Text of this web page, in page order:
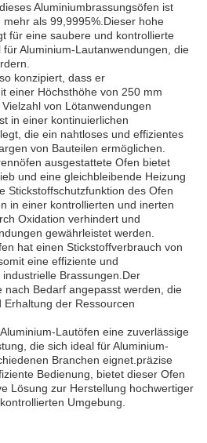
Aluminiumbrassungsöfen ist
als 99,9995%.Dieser hohe
für eine saubere und kontrollierte
Aluminium-Lautanwendungen, die
konzipiert, dass er
einer Höchsthöhe von 250 mm
von Lötanwendungen
in einer kontinuierlichen
die ein nahtloses und effizientes
von Bauteilen ermöglichen.
ausgestattete Ofen bietet
und eine gleichbleibende Heizung
Stickstoffschutzfunktion des Ofen
in einer kontrollierten und inerten
Oxidation verhindert und
gewährleistet werden.
hat einen Stickstoffverbrauch von
eine effiziente und
Brassungen.Der
nach Bedarf angepasst werden, die
der Ressourcen
Lautöfen eine zuverlässige
die sich ideal für Aluminium-
Branchen eignet.präzise
Bedienung, bietet dieser Ofen
Lösung zur Herstellung hochwertiger
Umgebung.